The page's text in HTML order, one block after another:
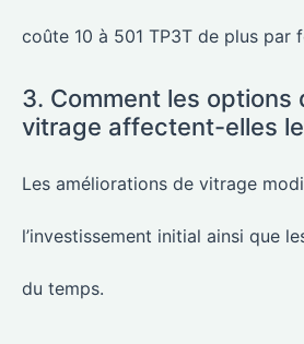
coûte 10 à 501 TP3T de plus par
3. Comment les options
vitrage affectent-elles
Les améliorations de vitrage
l’investissement initial ainsi que
du temps.